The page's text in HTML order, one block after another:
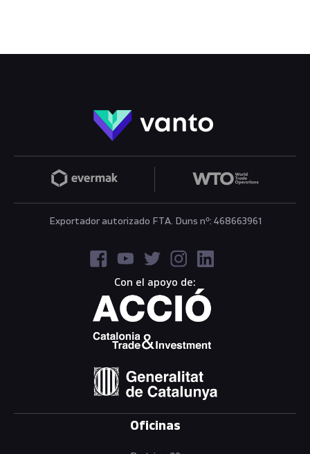
Exportador autorizado FTA. Duns nº: 468663961
Con el apoyo de:
Oficinas